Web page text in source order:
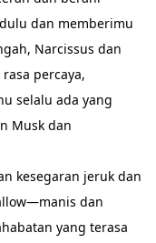
dan memberimu
Narcissus dan
percaya,
selalu ada yang
Musk dan
kesegaran jeruk dan
dan
yang terasa